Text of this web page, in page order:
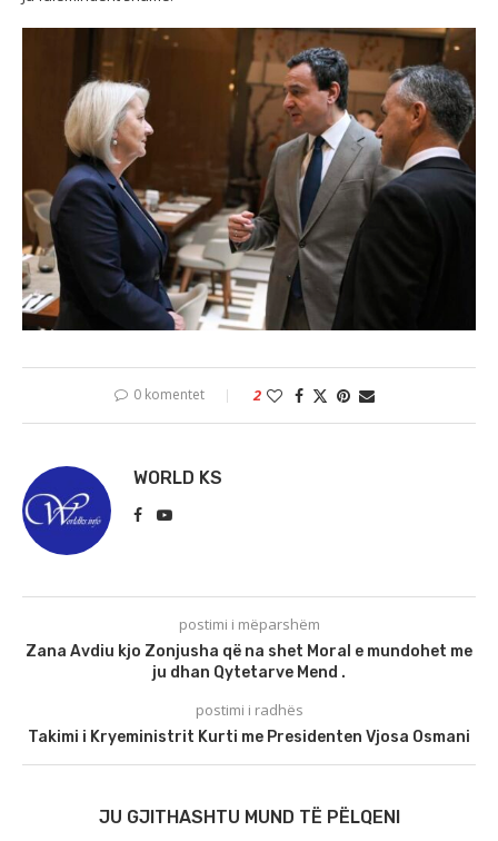
0 komentet 2
WORLD KS
postimi i mëparshëm
Zana Avdiu kjo Zonjusha që na shet Moral e mundohet me
ju dhan Qytetarve Mend .
postimi i radhës
Takimi i Kryeministrit Kurti me Presidenten Vjosa Osmani
JU GJITHASHTU MUND TË PËLQENI